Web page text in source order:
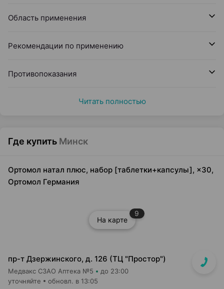
Область применения
Рекомендации по применению
Противопоказания
Читать полностью
Где купить Минск
Ортомол натал плюс, набор [таблетки+капсулы], ×30,
Ортомол Германия
На карте
9
пр-т Дзержинского, д. 126 (ТЦ "Простор")
Медвакс СЗАО Аптека №5 до 23:00
уточняйте обновл. в 13:05